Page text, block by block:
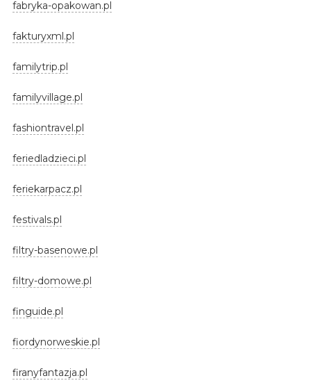
fabryka-opakowan.pl
fakturyxml.pl
familytrip.pl
familyvillage.pl
fashiontravel.pl
feriedladzieci.pl
feriekarpacz.pl
festivals.pl
filtry-basenowe.pl
filtry-domowe.pl
finguide.pl
fiordynorweskie.pl
firanyfantazja.pl